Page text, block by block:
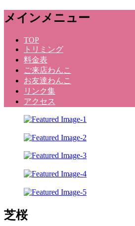
メ
ニ
メインメニュー
TOP
トリミング
料金表
ご来店わんこ
お友達わんこ
リンク集
アクセス
Dog Salon Kunihara
芝桜